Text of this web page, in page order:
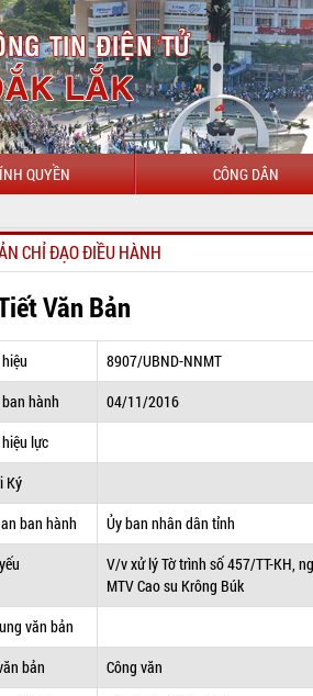
QUYỀN CÔNG DÂN
CHỈ ĐẠO ĐIỀU HÀNH
Văn Bản
8907/UBND-NNMT
hành
04/11/2016
lực
Ký
ban hành
Ủy ban nhân dân tỉnh
V/v xử lý Tờ trình số 457/TT-KH,
MTV Cao su Krông Búk
văn bản
bản
Công văn